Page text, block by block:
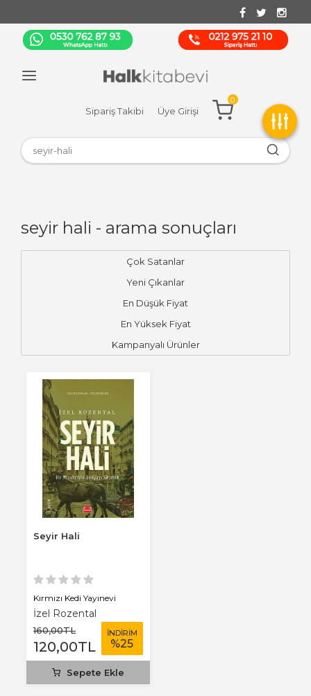
Sipariş Takibi Üye Girişi
0
seyir hali - arama sonuçları
Çok Satanlar
Yeni Çıkanlar
En Düşük Fiyat
En Yüksek Fiyat
Kampanyalı Ürünler
Seyir Hali
Kırmızı Kedi Yayınevi
İzel Rozental
160,00TL
120,00TL
İNDİRİM
%25
Sepete Ekle